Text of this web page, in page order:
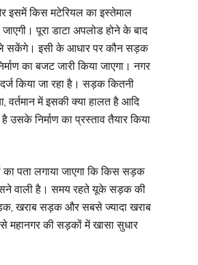
इसमें किस मटेरियल का इस्तेमाल
पूरा डाटा अपलोड होने के बाद
ले सकेंगे। इसी के आधार पर कौन सड़क
का बजट जारी किया जाएगा। नगर
किया जा रहा है। सड़क कितनी
वर्तमान में इसकी क्या हालत है आदि
निर्माण का प्रस्ताव तैयार किया
पता लगाया जाएगा कि किस सड़क
वाली है। समय रहते यूके सड़क की
खराब सड़क और सबसे ज्यादा खराब
से महानगर की सड़कों में खासा सुधार